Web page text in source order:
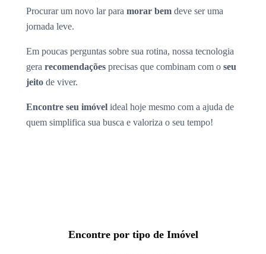
Procurar um novo lar para morar bem deve ser uma
jornada leve.
Em poucas perguntas sobre sua rotina, nossa tecnologia
gera recomendações precisas que combinam com o seu
jeito de viver.
Encontre seu imóvel ideal hoje mesmo com a ajuda de
quem simplifica sua busca e valoriza o seu tempo!
Encontre por tipo de Imóvel